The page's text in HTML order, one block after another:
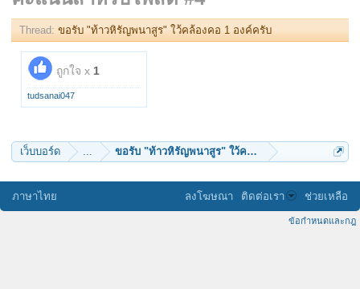
Thread: ขอรับ "ท้าวหิรัญพนาสูร" ใว้คล้องคอ 1 องค์ครับ
ถูกใจ x 1
tudsanai047
เว็บบอร์ด ... ขอรับ "ท้าวหิรัญพนาสูร" ใว้คล้องคอ 1 องค์ครับ
ภาษาไทย ลงโฆษณา ติดต่อเรา ช่วยเหลือ
ข้อกำหนดและกฎ